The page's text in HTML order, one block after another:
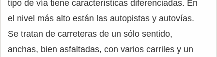
tipo de vía tiene características diferenciadas. En
el nivel más alto están las autopistas y autovías.
Se tratan de carreteras de un sólo sentido,
anchas, bien asfaltadas, con varios carriles y un